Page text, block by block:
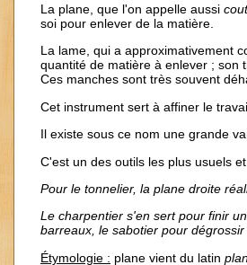
La plane, que l'on appelle aussi
soi pour enlever de la matière.
La lame, qui a approximativement
quantité de matière à enlever ; son
Ces manches sont très souvent
Cet instrument sert à affiner le
Il existe sous ce nom une grande
C'est un des outils les plus usuels
Pour le tonnelier, la plane droite
Le charpentier s'en sert pour finir
barreaux, le sabotier pour
Étymologie : plane vient du latin